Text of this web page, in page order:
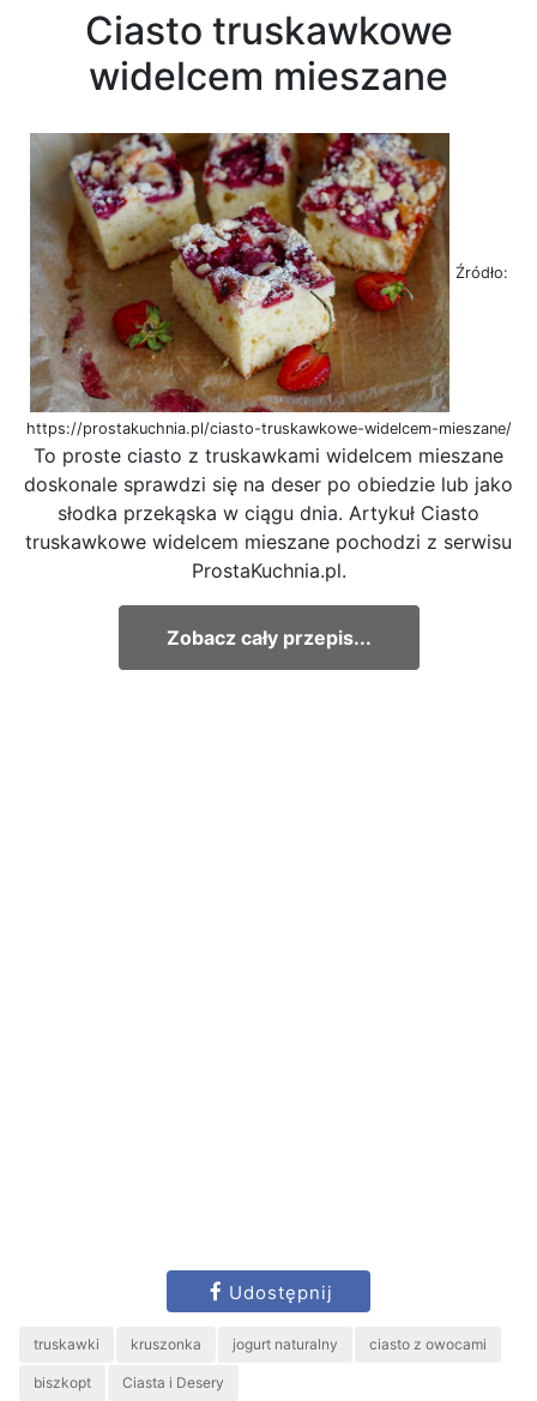
Ciasto truskawkowe
widelcem mieszane
Źródło:
https://prostakuchnia.pl/ciasto-truskawkowe-widelcem-mieszane/
To proste ciasto z truskawkami widelcem mieszane
doskonale sprawdzi się na deser po obiedzie lub jako
słodka przekąska w ciągu dnia. Artykuł Ciasto
truskawkowe widelcem mieszane pochodzi z serwisu
ProstaKuchnia.pl.
Zobacz cały przepis...
Udostępnij
truskawki kruszonka jogurt naturalny ciasto z owocami
biszkopt Ciasta i Desery